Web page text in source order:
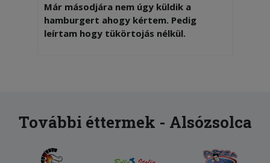
Már másodjára nem úgy küldik a
hamburgert ahogy kértem. Pedig
leírtam hogy tükörtojás nélkül.
2026-02-18 - András:
Köszönjük nagyon finom volt!
2026-01-22 - Zoltán:
További éttermek - Alsózsolca